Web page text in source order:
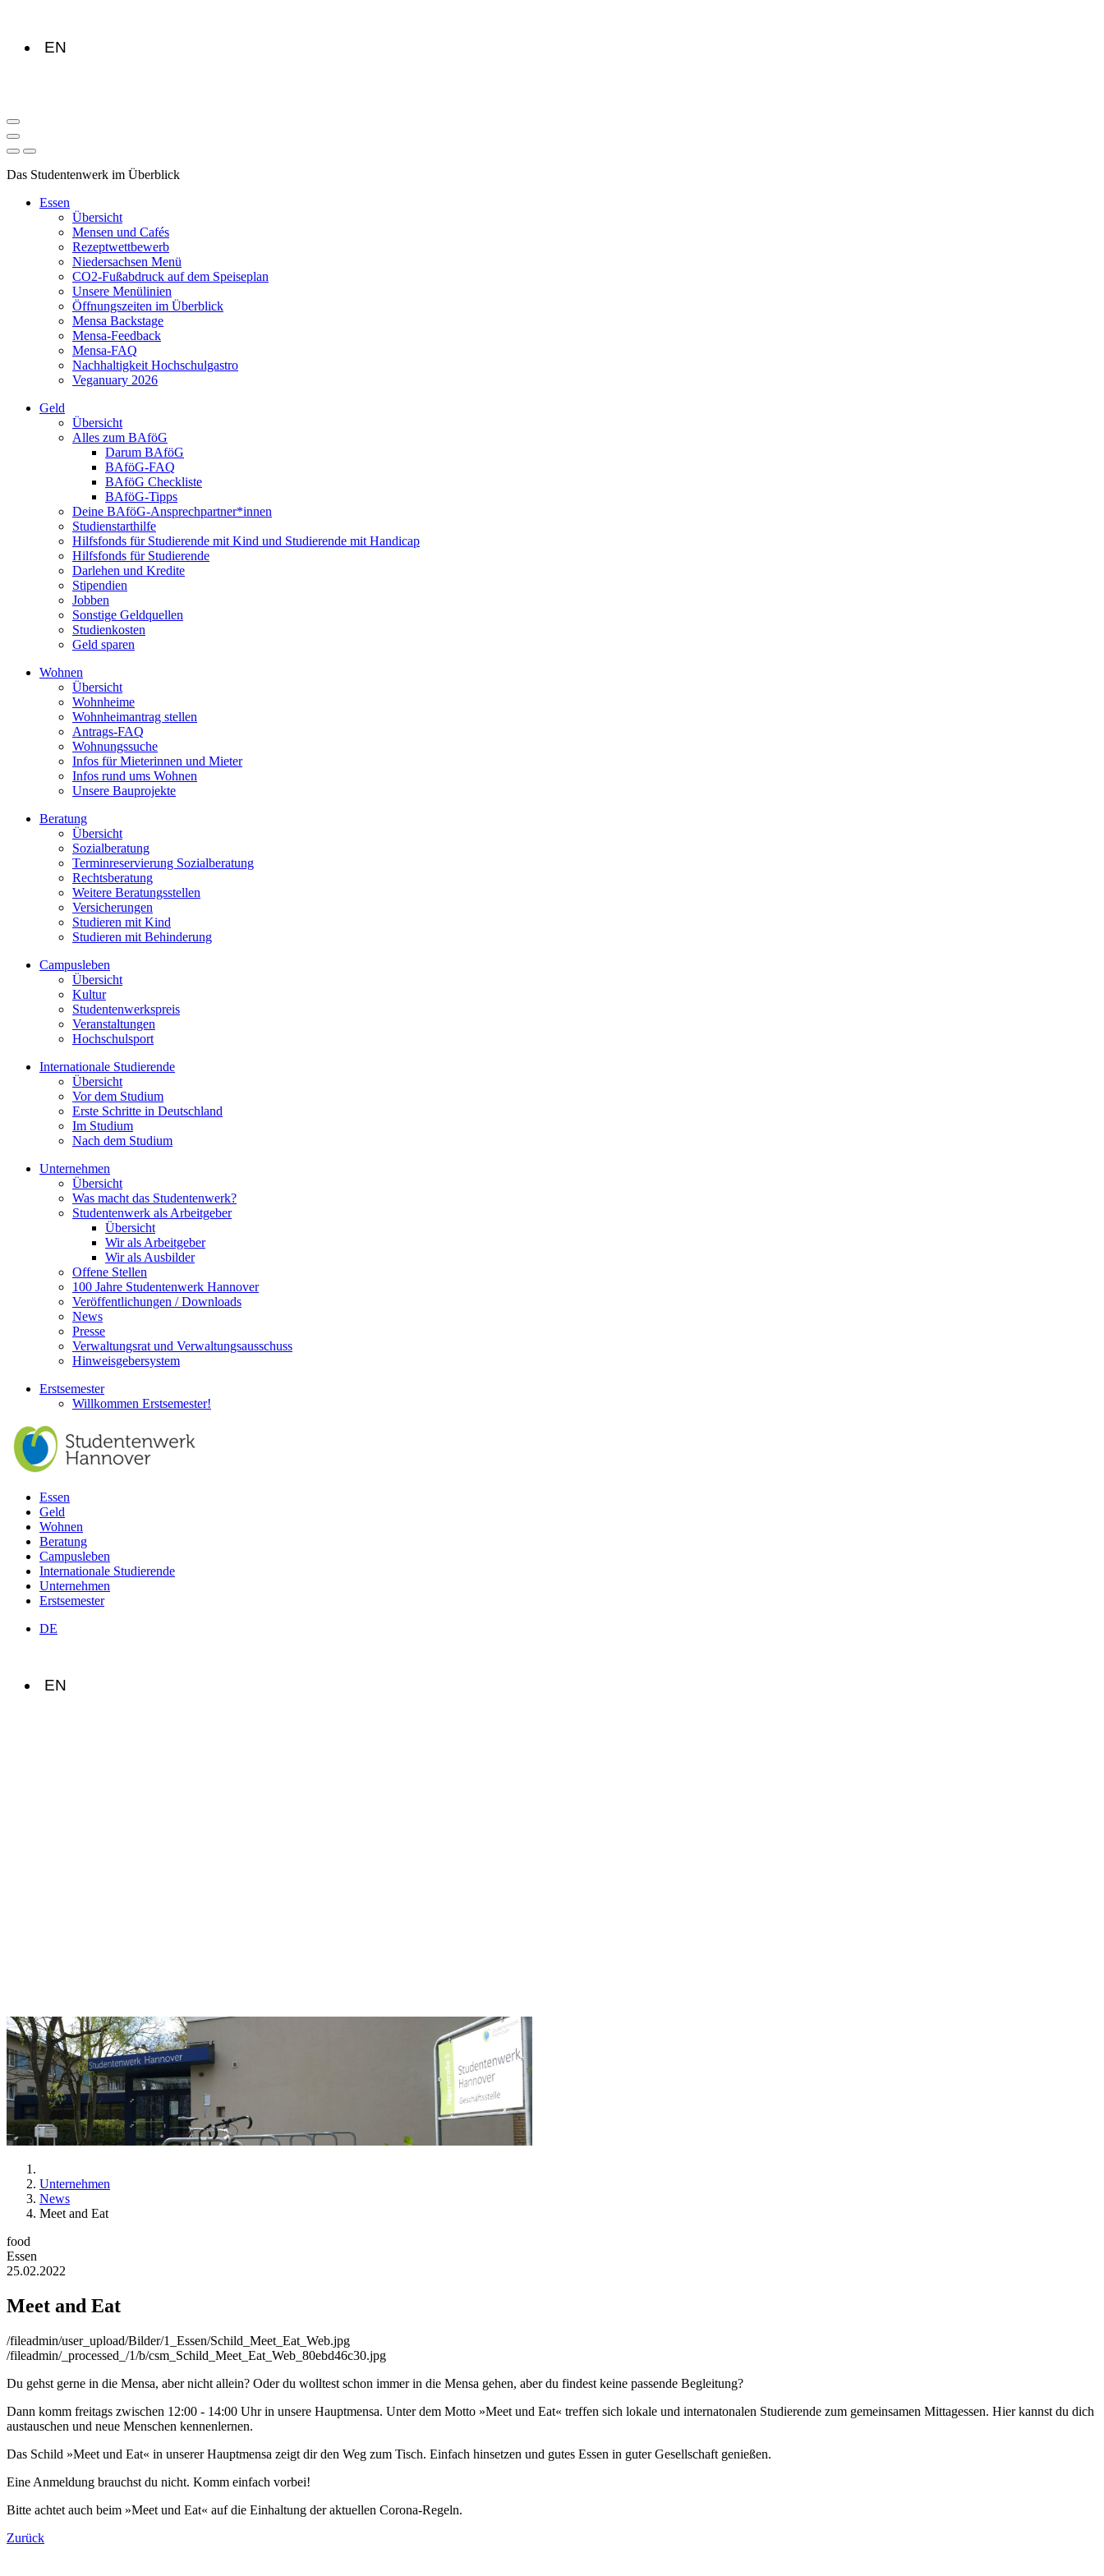
EN
Das Studentenwerk im Überblick
Essen
Übersicht
Mensen und Cafés
Rezeptwettbewerb
Niedersachsen Menü
CO2-Fußabdruck auf dem Speiseplan
Unsere Menülinien
Öffnungszeiten im Überblick
Mensa Backstage
Mensa-Feedback
Mensa-FAQ
Nachhaltigkeit Hochschulgastro
Veganuary 2026
Geld
Übersicht
Alles zum BAföG
Darum BAföG
BAföG-FAQ
BAföG Checkliste
BAföG-Tipps
Deine BAföG-Ansprechpartner*innen
Studienstarthilfe
Hilfsfonds für Studierende mit Kind und Studierende mit Handicap
Hilfsfonds für Studierende
Darlehen und Kredite
Stipendien
Jobben
Sonstige Geldquellen
Studienkosten
Geld sparen
Wohnen
Übersicht
Wohnheime
Wohnheimantrag stellen
Antrags-FAQ
Wohnungssuche
Infos für Mieterinnen und Mieter
Infos rund ums Wohnen
Unsere Bauprojekte
Beratung
Übersicht
Sozialberatung
Terminreservierung Sozialberatung
Rechtsberatung
Weitere Beratungsstellen
Versicherungen
Studieren mit Kind
Studieren mit Behinderung
Campusleben
Übersicht
Kultur
Studentenwerkspreis
Veranstaltungen
Hochschulsport
Internationale Studierende
Übersicht
Vor dem Studium
Erste Schritte in Deutschland
Im Studium
Nach dem Studium
Unternehmen
Übersicht
Was macht das Studentenwerk?
Studentenwerk als Arbeitgeber
Übersicht
Wir als Arbeitgeber
Wir als Ausbilder
Offene Stellen
100 Jahre Studentenwerk Hannover
Veröffentlichungen / Downloads
News
Presse
Verwaltungsrat und Verwaltungsausschuss
Hinweisgebersystem
Erstsemester
Willkommen Erstsemester!
Essen
Geld
Wohnen
Beratung
Campusleben
Internationale Studierende
Unternehmen
Erstsemester
DE
EN
Unternehmen
News
Meet and Eat
food
Essen
25.02.2022
Meet and Eat
/fileadmin/user_upload/Bilder/1_Essen/Schild_Meet_Eat_Web.jpg
/fileadmin/_processed_/1/b/csm_Schild_Meet_Eat_Web_80ebd46c30.jpg
Du gehst gerne in die Mensa, aber nicht allein? Oder du wolltest schon immer in die Mensa gehen, aber du findest keine passende Begleitung?
Dann komm freitags zwischen 12:00 - 14:00 Uhr in unsere Hauptmensa. Unter dem Motto »Meet und Eat« treffen sich lokale und internatonalen Studierende zum gemeinsamen Mittagessen. Hier kannst du dich
austauschen und neue Menschen kennenlernen.
Das Schild »Meet und Eat« in unserer Hauptmensa zeigt dir den Weg zum Tisch. Einfach hinsetzen und gutes Essen in guter Gesellschaft genießen.
Eine Anmeldung brauchst du nicht. Komm einfach vorbei!
Bitte achtet auch beim »Meet und Eat« auf die Einhaltung der aktuellen Corona-Regeln.
Zurück